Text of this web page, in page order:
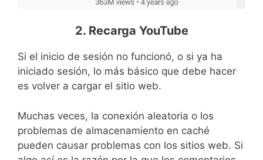
2. Recarga YouTube
Si el inicio de sesión no funcionó, o si ya ha
iniciado sesión, lo más básico que debe hacer
es volver a cargar el sitio web.
Muchas veces, la conexión aleatoria o los
problemas de almacenamiento en caché
pueden causar problemas con los sitios web. Si